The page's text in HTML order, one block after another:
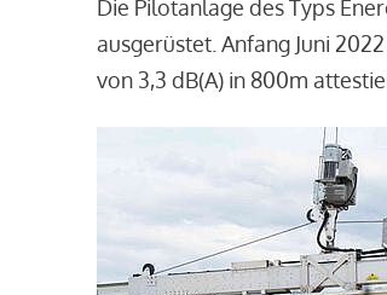
Die Pilotanlage des Typs
ausgerüstet. Anfang Juni
von 3,3 dB(A) in 800m